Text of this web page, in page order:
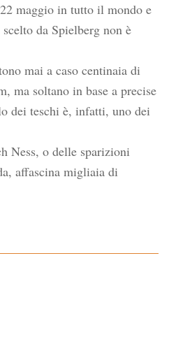
maggio in tutto il mondo e
da Spielberg non è
mai a caso centinaia di
ma soltano in base a precise
dei teschi è, infatti, uno dei
Ness, o delle sparizioni
affascina migliaia di